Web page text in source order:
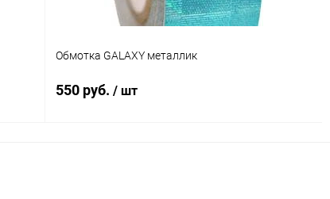
Обмотка GALAXY металлик
550 руб. / шт